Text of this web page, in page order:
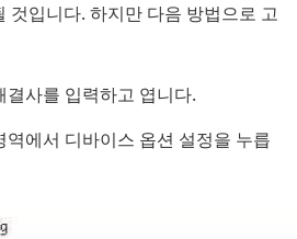
것입니다. 하지만 다음 방법으로 고
결사를 입력하고 엽니다.
에서 디바이스 옵션 설정을 누릅